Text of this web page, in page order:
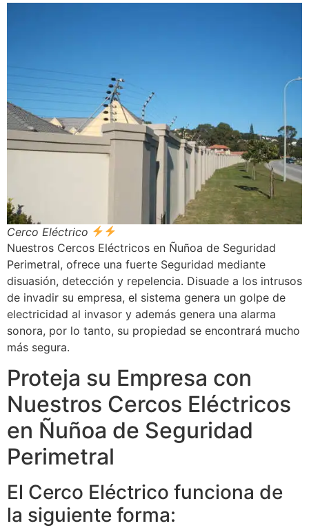
Cerco Eléctrico
Nuestros Cercos Eléctricos en Ñuñoa de Seguridad
Perimetral, ofrece una fuerte Seguridad mediante
disuasión, detección y repelencia. Disuade a los intrusos
de invadir su empresa, el sistema genera un golpe de
electricidad al invasor y además genera una alarma
sonora, por lo tanto, su propiedad se encontrará mucho
más segura.
Proteja su Empresa con
Nuestros Cercos Eléctricos
en Ñuñoa de Seguridad
Perimetral
El Cerco Eléctrico funciona de
la siguiente forma: